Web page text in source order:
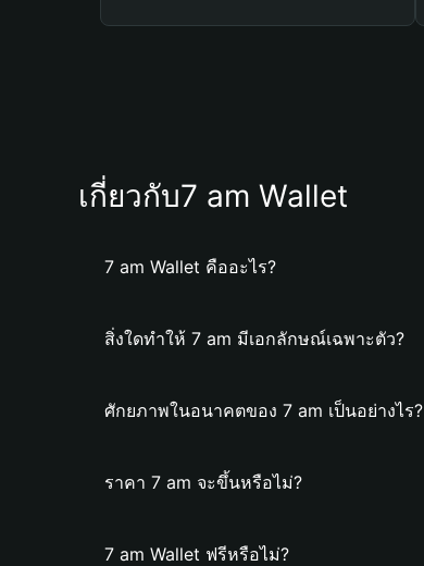
เกี่ยวกับ7 am Wallet
7 am Wallet คืออะไร?
สิ่งใดทำให้ 7 am มีเอกลักษณ์เฉพาะตัว?
ศักยภาพในอนาคตของ 7 am เป็นอย่างไร?
ราคา 7 am จะขึ้นหรือไม่?
7 am Wallet ฟรีหรือไม่?